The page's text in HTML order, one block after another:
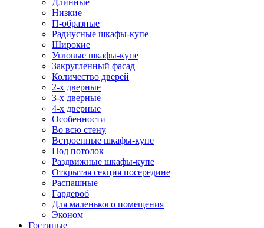
Длинные
Низкие
П-образные
Радиусные шкафы-купе
Широкие
Угловые шкафы-купе
Закругленный фасад
Количество дверей
2-х дверные
3-х дверные
4-х дверные
Особенности
Во всю стену
Встроенные шкафы-купе
Под потолок
Раздвижные шкафы-купе
Открытая секция посередине
Распашные
Гардероб
Для маленького помещения
Эконом
Гостиные